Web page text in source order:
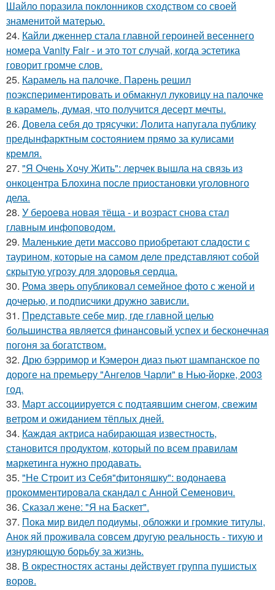
Шайло поразила поклонников сходством со своей
знаменитой матерью.
24. Кайли дженнер стала главной героиней весеннего
номера Vanity Fair - и это тот случай, когда эстетика
говорит громче слов.
25. Карамель на палочке. Парень решил
поэкспериментировать и обмакнул луковицу на палочке
в карамель, думая, что получится десерт мечты.
26. Довела себя до трясучки: Лолита напугала публику
предынфарктным состоянием прямо за кулисами
кремля.
27. "Я Очень Хочу Жить": лерчек вышла на связь из
онкоцентра Блохина после приостановки уголовного
дела.
28. У бероева новая тёща - и возраст снова стал
главным инфоповодом.
29. Маленькие дети массово приобретают сладости с
таурином, которые на самом деле представляют собой
скрытую угрозу для здоровья сердца.
30. Рома зверь опубликовал семейное фото с женой и
дочерью, и подписчики дружно зависли.
31. Представьте себе мир, где главной целью
большинства является финансовый успех и бесконечная
погоня за богатством.
32. Дрю бэрримор и Кэмерон диаз пьют шампанское по
дороге на премьеру "Ангелов Чарли" в Нью-йорке, 2003
год.
33. Март ассоциируется с подтаявшим снегом, свежим
ветром и ожиданием тёплых дней.
34. Каждая актриса набирающая известность,
становится продуктом, который по всем правилам
маркетинга нужно продавать.
35. "Не Строит из Себя"фитоняшку": водонаева
прокомментировала скандал с Анной Семенович.
36. Сказал жене: "Я на Баскет".
37. Пока мир видел подиумы, обложки и громкие титулы,
Анок яй проживала совсем другую реальность - тихую и
изнуряющую борьбу за жизнь.
38. В окрестностях астаны действует группа пушистых
воров.